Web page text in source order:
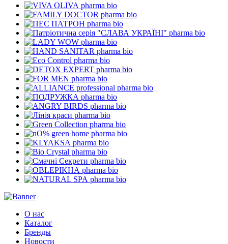
pharma bio
pharma bio
pharma bio
pharma bio
pharma bio
pharma bio
pharma bio
pharma bio
pharma bio
pharma bio
pharma bio
pharma bio
pharma bio
pharma bio
pharma bio
pharma bio
pharma bio
pharma bio
pharma bio
pharma bio
О нас
Каталог
Бренды
Новости